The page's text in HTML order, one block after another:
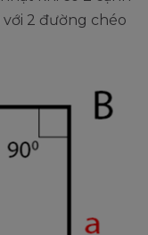
2 đường chéo